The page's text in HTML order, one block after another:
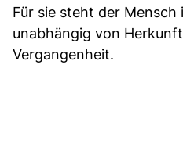
Für sie steht der
unabhängig von
Vergangenheit.